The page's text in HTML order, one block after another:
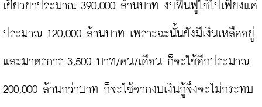
เยียวยาประมาณ 390,000 ล้านบาท งบฟื้นฟูใช้ไปเพียงแค่
ประมาณ 120,000 ล้านบาท เพราะฉะนั้นยังมีเงินเหลืออยู่
และมาตรการ 3,500 บาท/คน/เดือน ก็จะใช้อีกประมาณ
200,000 ล้านกว่าบาท ก็จะใช้จากงบเงินกู้จึงจะไม่กระทบ